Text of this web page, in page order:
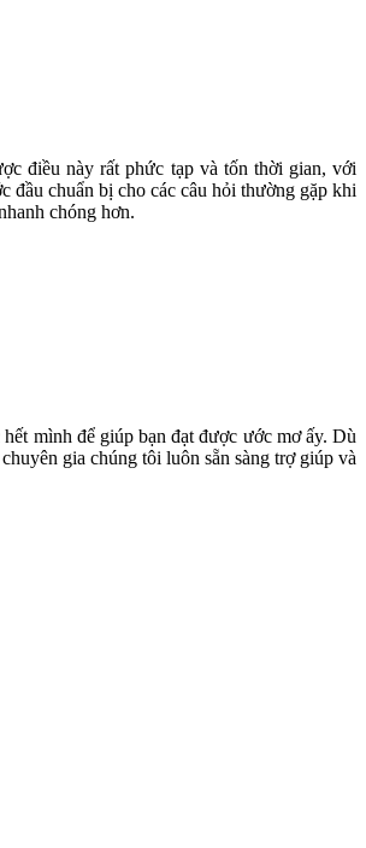
điều này rất phức tạp và tốn thời gian, với
đầu chuẩn bị cho các câu hỏi thường gặp khi
chóng hơn.
mình để giúp bạn đạt được ước mơ ấy. Dù
gia chúng tôi luôn sẵn sàng trợ giúp và